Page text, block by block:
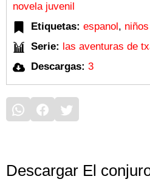
novela juvenil
Etiquetas: espanol , niños
Serie: las aventuras de
Descargas: 3
Descargar El